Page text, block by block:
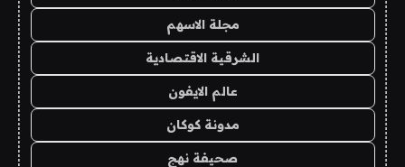
مجلة الاسهم
الشرقية الاقتصادية
عالم الايفون
مدونة كوكان
صحيفة نهج